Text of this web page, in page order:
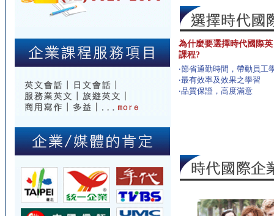
為什麼要選擇時代國際
課程?
‧節省通勤時間，帶動員工
‧最有效率及效果之學習
‧品質保證，高度滿意